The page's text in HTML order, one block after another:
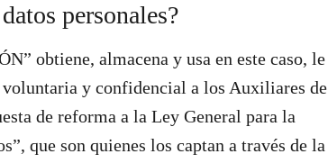
personales?
obtiene, almacena y usa en este caso, le
y confidencial a los Auxiliares de
de reforma a la Ley General para la
que son quienes los captan a través de la